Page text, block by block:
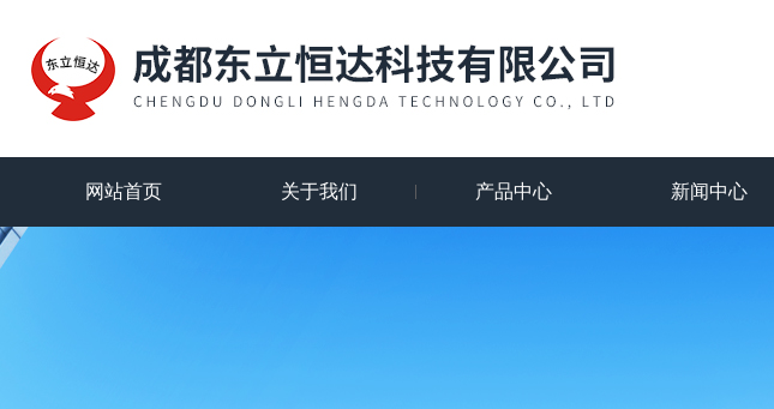
网站首页 关于我们 产品中心 新闻中心